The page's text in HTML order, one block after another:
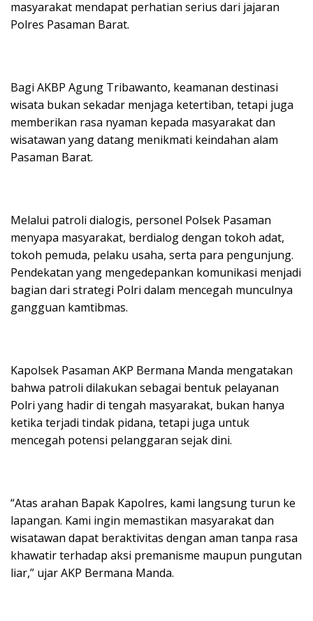
masyarakat mendapat perhatian serius dari jajaran
Polres Pasaman Barat.
Bagi AKBP Agung Tribawanto, keamanan destinasi
wisata bukan sekadar menjaga ketertiban, tetapi juga
memberikan rasa nyaman kepada masyarakat dan
wisatawan yang datang menikmati keindahan alam
Pasaman Barat.
Melalui patroli dialogis, personel Polsek Pasaman
menyapa masyarakat, berdialog dengan tokoh adat,
tokoh pemuda, pelaku usaha, serta para pengunjung.
Pendekatan yang mengedepankan komunikasi menjadi
bagian dari strategi Polri dalam mencegah munculnya
gangguan kamtibmas.
Kapolsek Pasaman AKP Bermana Manda mengatakan
bahwa patroli dilakukan sebagai bentuk pelayanan
Polri yang hadir di tengah masyarakat, bukan hanya
ketika terjadi tindak pidana, tetapi juga untuk
mencegah potensi pelanggaran sejak dini.
“Atas arahan Bapak Kapolres, kami langsung turun ke
lapangan. Kami ingin memastikan masyarakat dan
wisatawan dapat beraktivitas dengan aman tanpa rasa
khawatir terhadap aksi premanisme maupun pungutan
liar,” ujar AKP Bermana Manda.